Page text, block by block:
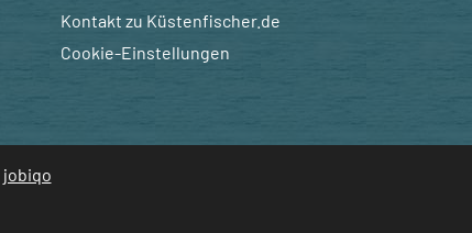
Kontakt zu Küstenfischer.de
Cookie-Einstellungen
jobiqo